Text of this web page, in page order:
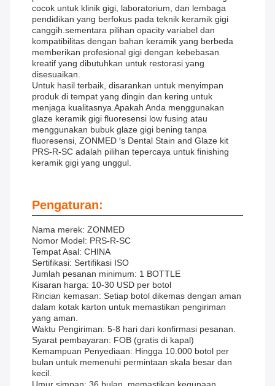
cocok untuk klinik gigi, laboratorium, dan lembaga
pendidikan yang berfokus pada teknik keramik gigi
canggih.sementara pilihan opacity variabel dan
kompatibilitas dengan bahan keramik yang berbeda
memberikan profesional gigi dengan kebebasan
kreatif yang dibutuhkan untuk restorasi yang
disesuaikan.
Untuk hasil terbaik, disarankan untuk menyimpan
produk di tempat yang dingin dan kering untuk
menjaga kualitasnya.Apakah Anda menggunakan
glaze keramik gigi fluoresensi low fusing atau
menggunakan bubuk glaze gigi bening tanpa
fluoresensi, ZONMED ′s Dental Stain and Glaze kit
PRS-R-SC adalah pilihan tepercaya untuk finishing
keramik gigi yang unggul.
Pengaturan:
Nama merek: ZONMED
Nomor Model: PRS-R-SC
Tempat Asal: CHINA
Sertifikasi: Sertifikasi ISO
Jumlah pesanan minimum: 1 BOTTLE
Kisaran harga: 10-30 USD per botol
Rincian kemasan: Setiap botol dikemas dengan aman
dalam kotak karton untuk memastikan pengiriman
yang aman.
Waktu Pengiriman: 5-8 hari dari konfirmasi pesanan.
Syarat pembayaran: FOB (gratis di kapal)
Kemampuan Penyediaan: Hingga 10.000 botol per
bulan untuk memenuhi permintaan skala besar dan
kecil.